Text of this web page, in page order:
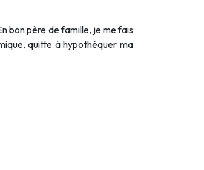
bon père de famille, je me fais
quitte à hypothéquer ma